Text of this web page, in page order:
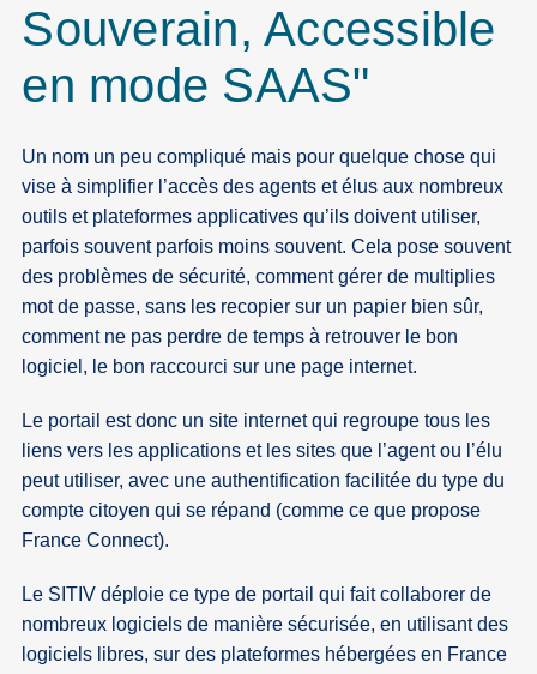
Souverain, Accessible
en mode SAAS"
Un nom un peu compliqué mais pour quelque chose qui
vise à simplifier l’accès des agents et élus aux nombreux
outils et plateformes applicatives qu’ils doivent utiliser,
parfois souvent parfois moins souvent. Cela pose souvent
des problèmes de sécurité, comment gérer de multiplies
mot de passe, sans les recopier sur un papier bien sûr,
comment ne pas perdre de temps à retrouver le bon
logiciel, le bon raccourci sur une page internet.
Le portail est donc un site internet qui regroupe tous les
liens vers les applications et les sites que l’agent ou l’élu
peut utiliser, avec une authentification facilitée du type du
compte citoyen qui se répand (comme ce que propose
France Connect).
Le SITIV déploie ce type de portail qui fait collaborer de
nombreux logiciels de manière sécurisée, en utilisant des
logiciels libres, sur des plateformes hébergées en France